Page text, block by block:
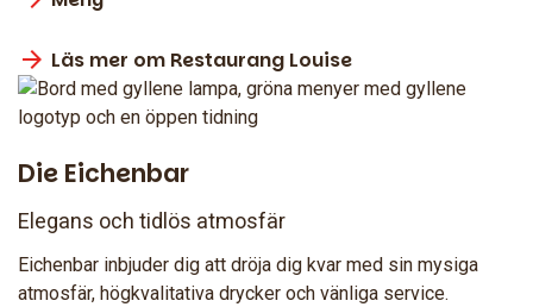
Läs mer om Restaurang Louise
Die Eichenbar
Elegans och tidlös atmosfär
Eichenbar inbjuder dig att dröja dig kvar med sin mysiga
atmosfär, högkvalitativa drycker och vänliga service.